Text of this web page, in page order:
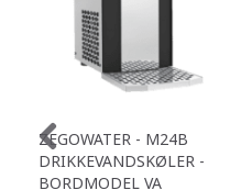
ZEGOWATER - M24B
DRIKKEVANDSKØLER -
BORDMODEL VA